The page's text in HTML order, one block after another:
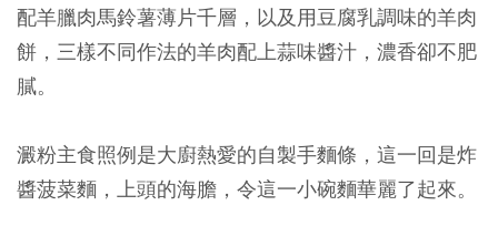
配羊臘肉馬鈴薯薄片千層，以及用豆腐乳調味的羊肉
餅，三樣不同作法的羊肉配上蒜味醬汁，濃香卻不肥
膩。
澱粉主食照例是大廚熱愛的自製手麵條，這一回是炸
醬菠菜麵，上頭的海膽，令這一小碗麵華麗了起來。